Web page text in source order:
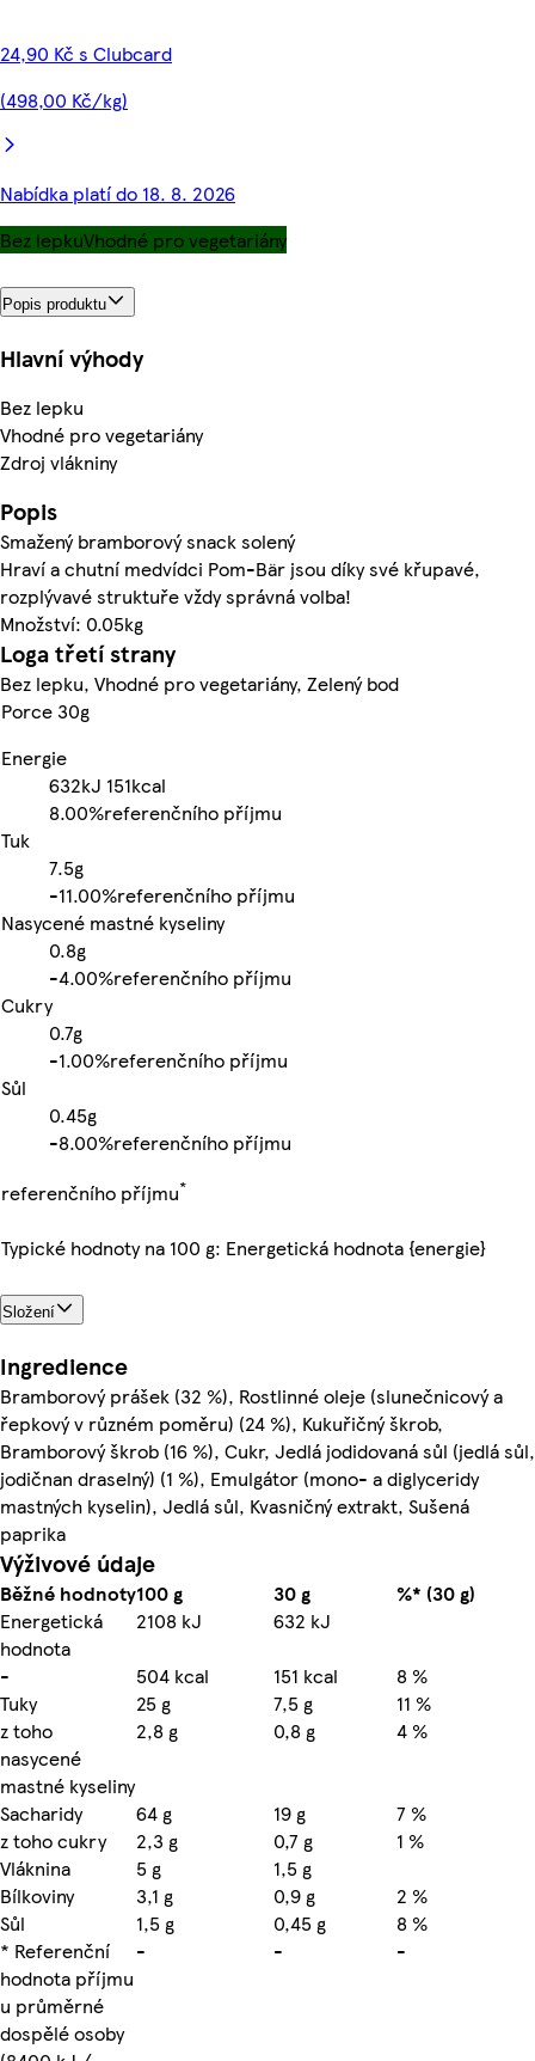
24,90 Kč s Clubcard
(498,00 Kč/kg)
Nabídka platí do 18. 8. 2026
Bez lepkuVhodné pro vegetariány
Popis produktu
Hlavní výhody
Bez lepku
Vhodné pro vegetariány
Zdroj vlákniny
Popis
Smažený bramborový snack solený
Hraví a chutní medvídci Pom-Bär jsou díky své křupavé,
rozplývavé struktuře vždy správná volba!
Množství: 0.05kg
Loga třetí strany
Bez lepku, Vhodné pro vegetariány, Zelený bod
Porce 30g
Energie
632kJ 151kcal
8.00%referenčního příjmu
Tuk
7.5g
-11.00%referenčního příjmu
Nasycené mastné kyseliny
0.8g
-4.00%referenčního příjmu
Cukry
0.7g
-1.00%referenčního příjmu
Sůl
0.45g
-8.00%referenčního příjmu
referenčního příjmu*
Typické hodnoty na 100 g: Energetická hodnota {energie}
Složení
Ingredience
Bramborový prášek (32 %), Rostlinné oleje (slunečnicový a
řepkový v různém poměru) (24 %), Kukuřičný škrob,
Bramborový škrob (16 %), Cukr, Jedlá jodidovaná sůl (jedlá sůl,
jodičnan draselný) (1 %), Emulgátor (mono- a diglyceridy
mastných kyselin), Jedlá sůl, Kvasničný extrakt, Sušená
paprika
Výživové údaje
Běžné hodnoty100 g 30 g
%* (30 g)
Energetická
hodnota
2108 kJ
632 kJ
-
504 kcal 151 kcal
8 %
Tuky
25 g 7,5 g
11 %
z toho
nasycené
mastné kyseliny
2,8 g 0,8 g 4 %
Sacharidy 64 g 19 g
7 %
z toho cukry
2,3 g 0,7 g
1 %
Vláknina
5 g
1,5 g
Bílkoviny
3,1 g 0,9 g
2 %
Sůl
1,5 g 0,45 g
8 %
* Referenční
hodnota příjmu
u průměrné
dospělé osoby
- - -